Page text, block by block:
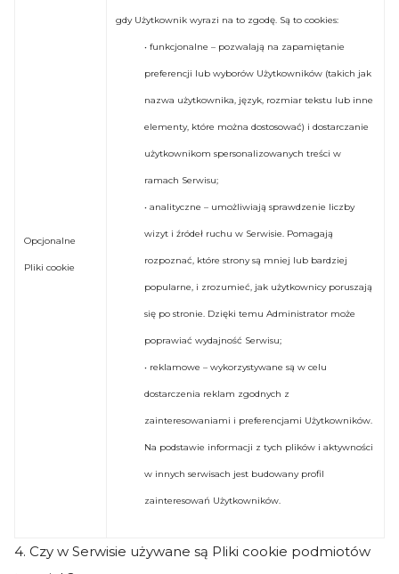
Opcjonalne
Pliki cookie
gdy Użytkownik wyrazi na to zgodę. Są to cookies:
• funkcjonalne – pozwalają na zapamiętanie
preferencji lub wyborów Użytkowników (takich jak
nazwa użytkownika, język, rozmiar tekstu lub inne
elementy, które można dostosować) i dostarczanie
użytkownikom spersonalizowanych treści w
ramach Serwisu;
• analityczne – umożliwiają sprawdzenie liczby
wizyt i źródeł ruchu w Serwisie. Pomagają
rozpoznać, które strony są mniej lub bardziej
popularne, i zrozumieć, jak użytkownicy poruszają
się po stronie. Dzięki temu Administrator może
poprawiać wydajność Serwisu;
• reklamowe – wykorzystywane są w celu
dostarczenia reklam zgodnych z
zainteresowaniami i preferencjami Użytkowników.
Na podstawie informacji z tych plików i aktywności
w innych serwisach jest budowany profil
zainteresowań Użytkowników.
4. Czy w Serwisie używane są Pliki cookie podmiotów